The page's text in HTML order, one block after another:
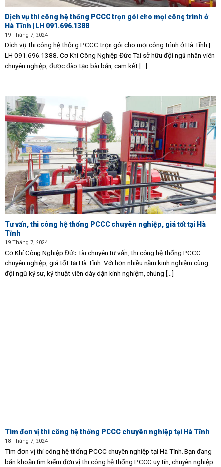
Dịch vụ thi công hệ thống PCCC trọn gói cho mọi công trình ở
Hà Tĩnh | LH 091.696.1388
19 Tháng 7, 2024
Dịch vụ thi công hệ thống PCCC trọn gói cho mọi công trình ở Hà Tĩnh |
LH 091.696.1388. Cơ Khí Công Nghiệp Đức Tài sở hữu đội ngũ nhân viên
chuyên nghiệp, được đào tạo bài bản, cam kết [...]
Tư vấn, thi công hệ thống PCCC chuyên nghiệp, giá tốt tại Hà
Tĩnh
19 Tháng 7, 2024
Cơ Khí Công Nghiệp Đức Tài chuyên tư vấn, thi công hệ thống PCCC
chuyên nghiệp, giá tốt tại Hà Tĩnh. Với hơn nhiều năm kinh nghiệm cùng
đội ngũ kỹ sư, kỹ thuật viên dày dặn kinh nghiệm, chúng [...]
Tìm đơn vị thi công hệ thống PCCC chuyên nghiệp tại Hà Tĩnh
18 Tháng 7, 2024
Tìm đơn vị thi công hệ thống PCCC chuyên nghiệp tại Hà Tĩnh. Bạn đang
băn khoăn tìm kiếm đơn vị thi công hệ thống PCCC uy tín, chuyên nghiệp